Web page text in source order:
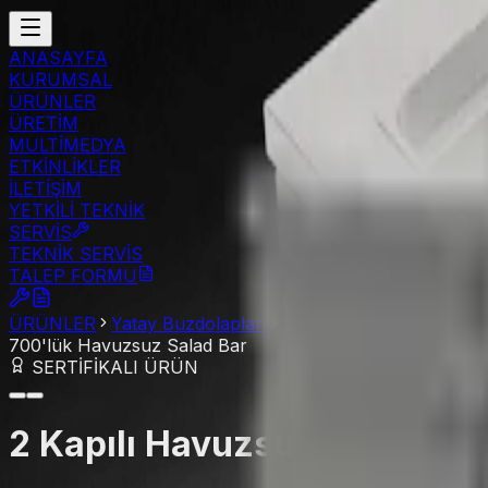
ANASAYFA
KURUMSAL
ÜRÜNLER
ÜRETİM
MULTİMEDYA
ETKİNLİKLER
İLETİŞİM
YETKİLİ TEKNİK
SERVİS
TEKNİK SERVİS
TALEP FORMU
ÜRÜNLER Yatay Buzdolapları
700'lük Havuzsuz Salad Bar
SERTİFİKALI ÜRÜN
2 Kapılı Havuzsuz Salad Bar